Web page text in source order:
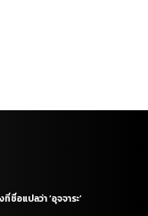
ชื่อแปลว่า ‘อุจจาระ’